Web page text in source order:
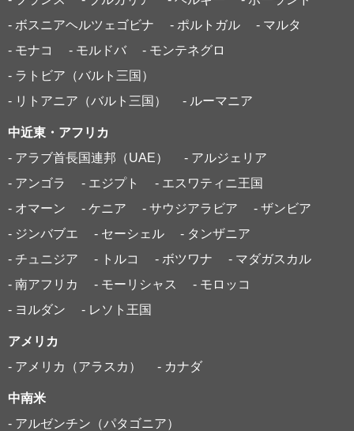
- ボスニアヘルツェゴビナ
- ポルトガル
- マルタ
- モナコ
- モルドバ
- モンテネグロ
- ラトビア（バルト三国）
- リトアニア（バルト三国）
- ルーマニア
中近東・アフリカ
- アラブ首長国連邦（UAE）
- アルジェリア
- アンゴラ
- エジプト
- エスワティニ王国
- オマーン
- ケニア - サウジアラビア
- ザンビア
- ジンバブエ
- セーシェル
- タンザニア
- チュニジア
- トルコ - ボツワナ
- マダガスカル
- 南アフリカ
- モーリシャス
- モロッコ
- ヨルダン
- レソト王国
アメリカ
- アメリカ（アラスカ）
- カナダ
中南米
- アルゼンチン（パタゴニア）